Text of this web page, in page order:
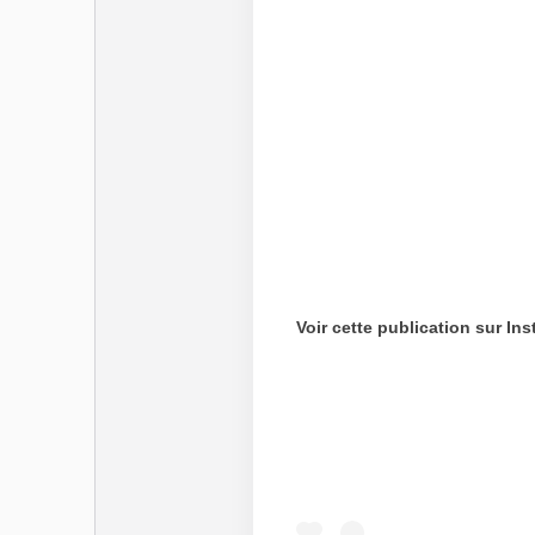
Voir cette publication sur